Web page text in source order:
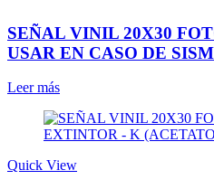
SEÑAL VINIL 20X30
USAR EN CASO DE
Leer más
Quick View